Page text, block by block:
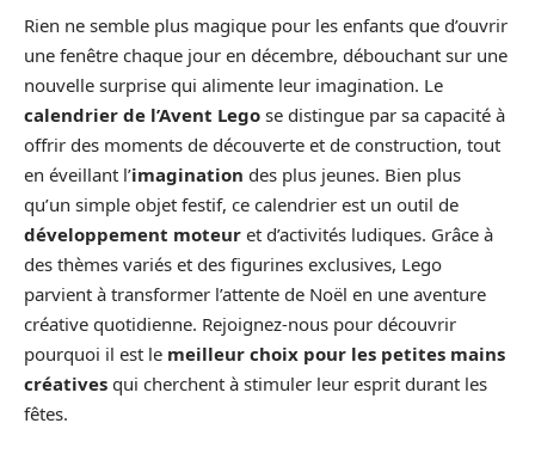
Rien ne semble plus magique pour les enfants que d’ouvrir
une fenêtre chaque jour en décembre, débouchant sur une
nouvelle surprise qui alimente leur imagination. Le
calendrier de l’Avent Lego se distingue par sa capacité à
offrir des moments de découverte et de construction, tout
en éveillant l’imagination des plus jeunes. Bien plus
qu’un simple objet festif, ce calendrier est un outil de
développement moteur et d’activités ludiques. Grâce à
des thèmes variés et des figurines exclusives, Lego
parvient à transformer l’attente de Noël en une aventure
créative quotidienne. Rejoignez-nous pour découvrir
pourquoi il est le meilleur choix pour les petites mains
créatives qui cherchent à stimuler leur esprit durant les
fêtes.